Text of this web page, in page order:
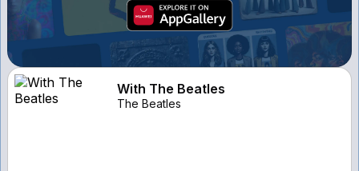
With The Beatles
The Beatles